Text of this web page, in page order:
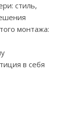
стиль,
монтажа:
в себя